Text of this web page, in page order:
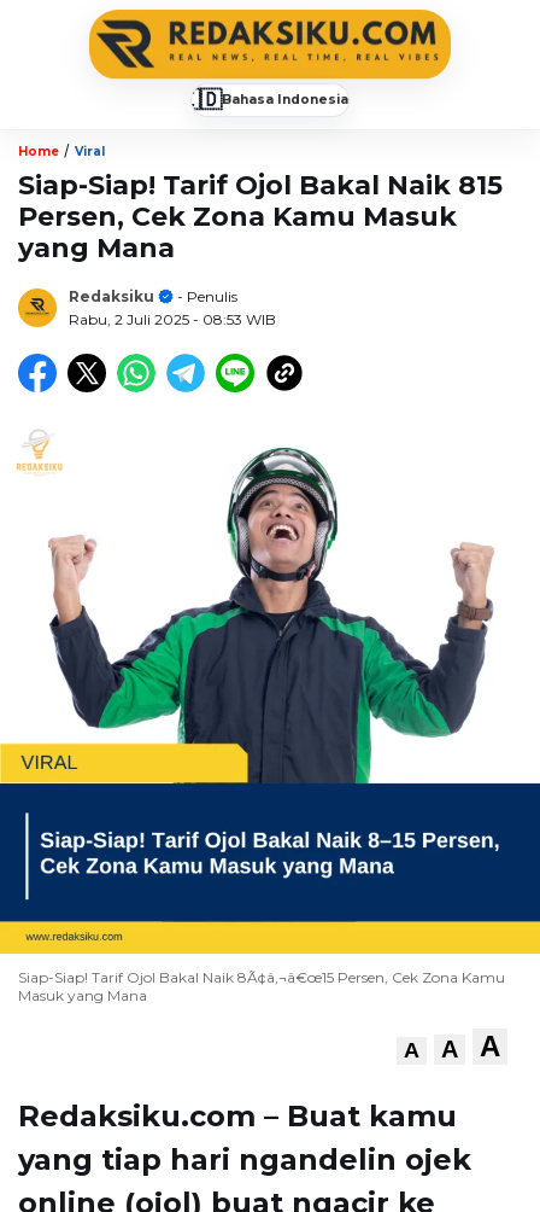
🇮🇩Bahasa Indonesia
Home / Viral
Siap-Siap! Tarif Ojol Bakal Naik 815
Persen, Cek Zona Kamu Masuk
yang Mana
Redaksiku
- Penulis
Rabu, 2 Juli 2025 - 08:53 WIB
Siap-Siap! Tarif Ojol Bakal Naik 8Ã¢â‚¬â€œ15 Persen, Cek Zona Kamu
Masuk yang Mana
A A A
Redaksiku.com – Buat kamu
yang tiap hari ngandelin ojek
online (ojol) buat ngacir ke